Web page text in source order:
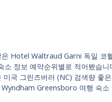
은 Hotel Waltraud Garni 독일 코
소 정보 예약순위별로 적어봤습니
미국 그린즈버러 (NC) 검색량 좋
Greensboro 여행 숙소